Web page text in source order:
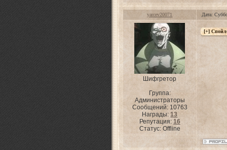
yarcev20071 Дата:
Шифгретор
Группа:
Администраторы
Сообщений: 10763
Награды:13
Репутация: 16
Статус: Offline